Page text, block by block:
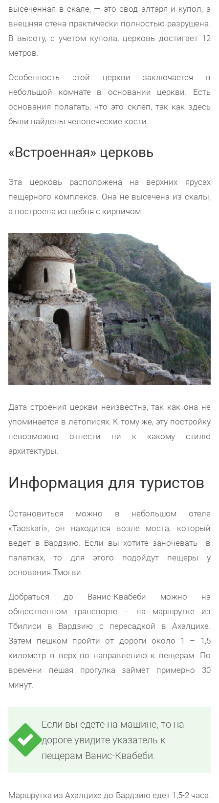
высеченная в скале, — это свод алтаря и купол, а
внешняя стена практически полностью разрушена.
В высоту, с учетом купола, церковь достигает 12
метров.
Особенность этой церкви заключается в
небольшой комнате в основании церкви. Есть
основания полагать, что это склеп, так как здесь
были найдены человеческие кости.
«Встроенная» церковь
Эта церковь расположена на верхних ярусах
пещерного комплекса. Она не высечена из скалы,
а построена из щебня с кирпичом.
Дата строения церкви неизвестна, так как она не
упоминается в летописях. К тому же, эту постройку
невозможно отнести ни к какому стилю
архитектуры.
Информация для туристов
Остановиться можно в небольшом отеле
«Taoskari», он находится возле моста, который
ведет в Вардзию. Если вы хотите заночевать в
палатках, то для этого подойдут пещеры у
основания Тмогви.
Добраться до Ванис-Квабеби можно на
общественном транспорте – на маршрутке из
Тбилиси в Вардзию с пересадкой в Ахалцихе.
Затем пешком пройти от дороги около 1 – 1,5
километр в верх по направлению к пещерам. По
времени пешая прогулка займет примерно 30
минут.
Если вы едете на машине, то на
дороге увидите указатель к
пещерам Ванис-Квабеби.
Маршрутка из Ахалцихе до Вардзию едет 1,5-2 часа.